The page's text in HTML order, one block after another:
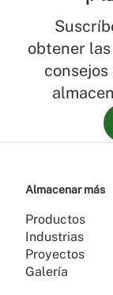
Una
el
obtener
Almacenar más
Productos
Industrias
Proyectos
Galería